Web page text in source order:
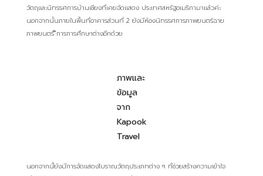
วัตถุและนิทรรศการบ้านเชียงที่เคยจัดแสดง ประเทศสหรัฐอเมริกามาแล้วค่ะ
นอกจากนั้นภายในพื้นที่อาคารส่วนที่ 2 ยังมีห้องนิทรรศการภาพยนตร์ฉาย
ภาพยนตร์ ิการการศึกษาต่างอีกด้วย
ภาพและ
ข้อมูล
จาก
Kapook
Travel
นอกจากนี้ยังมีการจัดแสดงโบราณวัตถุประเภทต่าง ๆ ที่ช่วยสร้างความเข้าใจ